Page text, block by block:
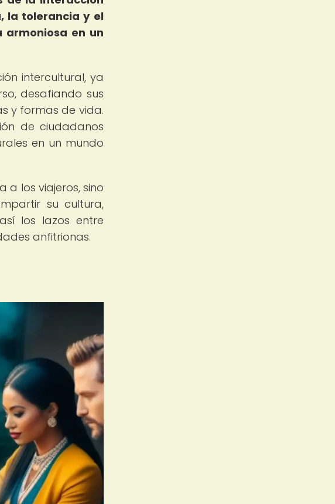
la tolerancia y el
armoniosa en un
intercultural, ya
desafiando sus
y formas de vida.
de ciudadanos
en un mundo
a los viajeros, sino
su cultura,
los lazos entre
anfitrionas.